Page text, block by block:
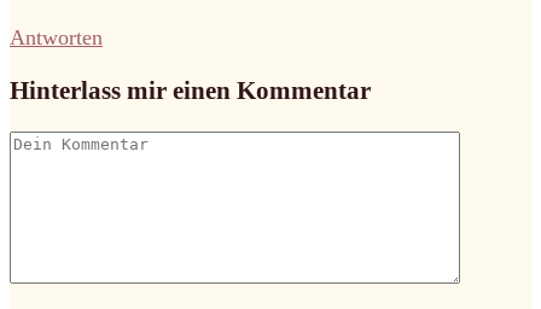
Antworten
Hinterlass mir einen Kommentar